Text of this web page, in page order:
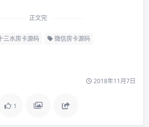
正文完
三水房卡源码 微信房卡源码
2018年11月7日
1